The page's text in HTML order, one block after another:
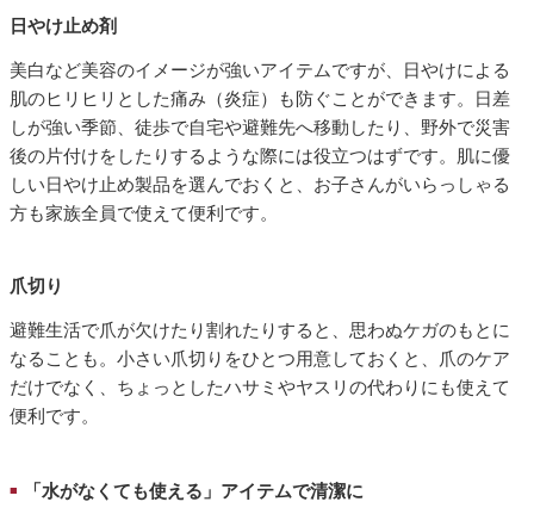
日やけ止め剤
美白など美容のイメージが強いアイテムですが、日やけによる
肌のヒリヒリとした痛み（炎症）も防ぐことができます。日差
しが強い季節、徒歩で自宅や避難先へ移動したり、野外で災害
後の片付けをしたりするような際には役立つはずです。肌に優
しい日やけ止め製品を選んでおくと、お子さんがいらっしゃる
方も家族全員で使えて便利です。
爪切り
避難生活で爪が欠けたり割れたりすると、思わぬケガのもとに
なることも。小さい爪切りをひとつ用意しておくと、爪のケア
だけでなく、ちょっとしたハサミやヤスリの代わりにも使えて
便利です。
■ 「水がなくても使える」アイテムで清潔に